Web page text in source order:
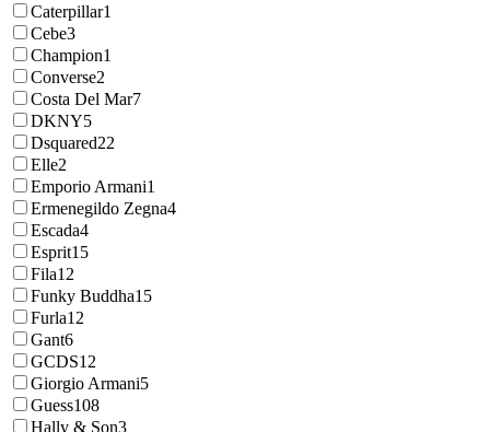
Caterpillar1
Cebe3
Champion1
Converse2
Costa Del Mar7
DKNY5
Dsquared22
Elle2
Emporio Armani1
Ermenegildo Zegna4
Escada4
Esprit15
Fila12
Funky Buddha15
Furla12
Gant6
GCDS12
Giorgio Armani5
Guess108
Hally & Son3